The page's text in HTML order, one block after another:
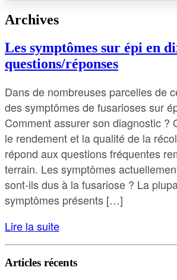
Archives
Les symptômes sur épi en
questions/réponses
Dans de nombreuses parcelles de
des symptômes de fusarioses sur
Comment assurer son diagnostic ?
le rendement et la qualité de la
répond aux questions fréquentes
terrain. Les symptômes
sont-ils dus à la fusariose ? La
symptômes présents […]
Lire la suite
Articles récents